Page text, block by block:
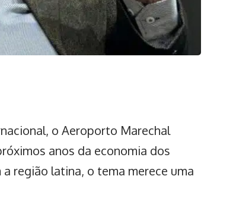
o Aeroporto Marechal
anos da economia dos
região latina, o tema merece uma